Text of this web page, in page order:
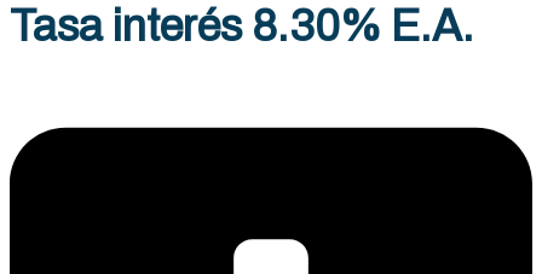
Tasa interés 8.30% E.A.